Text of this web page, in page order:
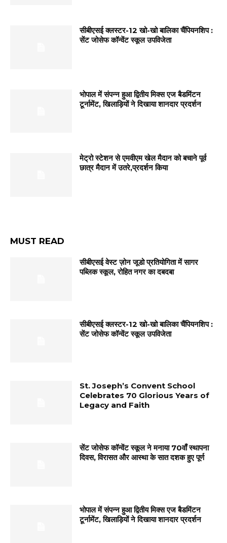
सीबीएसई क्लस्टर-12 खो-खो बालिका चैंपियनशिप :
सेंट जोसेफ कॉन्वेंट स्कूल उपविजेता
भोपाल में संपन्न हुआ द्वितीय मिक्स एज बैडमिंटन
टूर्नामेंट, खिलाड़ियों ने दिखाया शानदार प्रदर्शन
मेट्रो स्टेशन से एमवीएम खेल मैदान को बचाने पूर्व
छात्र मैदान में उतरे,प्रदर्शन किया
MUST READ
सीबीएसई वेस्ट ज़ोन जूडो प्रतियोगिता में सागर
पब्लिक स्कूल, रोहित नगर का दबदबा
सीबीएसई क्लस्टर-12 खो-खो बालिका चैंपियनशिप :
सेंट जोसेफ कॉन्वेंट स्कूल उपविजेता
St. Joseph’s Convent School
Celebrates 70 Glorious Years of
Legacy and Faith
सेंट जोसेफ कॉन्वेंट स्कूल ने मनाया 70वाँ स्थापना
दिवस, विरासत और आस्था के सात दशक हुए पूर्ण
भोपाल में संपन्न हुआ द्वितीय मिक्स एज बैडमिंटन
टूर्नामेंट, खिलाड़ियों ने दिखाया शानदार प्रदर्शन